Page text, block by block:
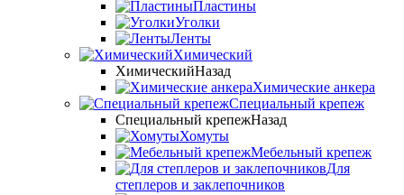
Пластины
Уголки
Ленты
Химический
ХимическийНазад
Химические анкера
Специальный крепеж
Специальный крепежНазад
Хомуты
Мебельный крепеж
Для
степлеров и заклепочников